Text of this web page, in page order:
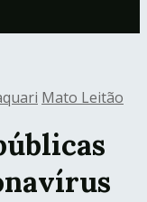
Mato Leitão